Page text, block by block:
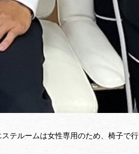
テルームは女性専用のため、椅子で行